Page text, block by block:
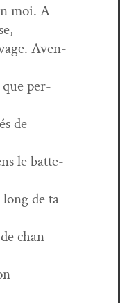
moi. A
Aven­
que per­
de
le bat­te­
de ta
chan­